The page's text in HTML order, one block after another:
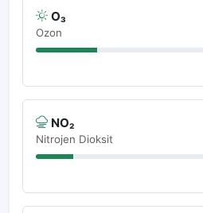
O₃
Ozon
NO₂
Nitrojen Dioksit